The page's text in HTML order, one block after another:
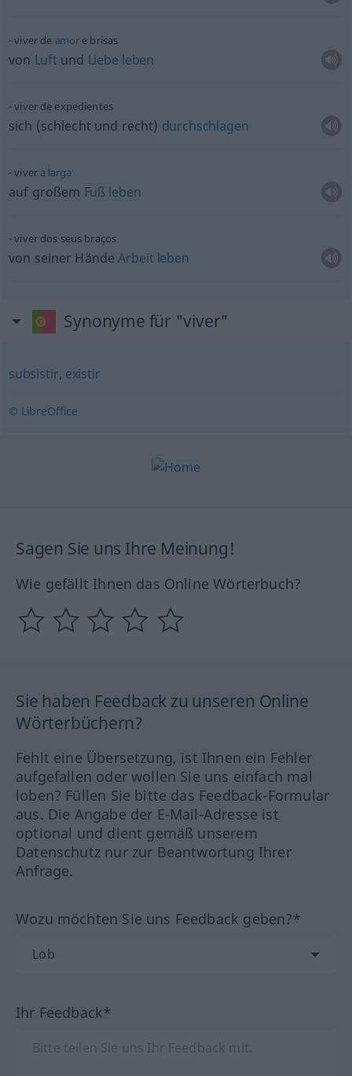
viver de amore brisas
von Luft und Liebe leben
viver de expedientes
sich (schlecht und recht) durchschlagen
viver à larga
auf großem Fuß leben
viver dos seus braços
von seiner HändeArbeit leben
Synonyme für "viver"
subsistir, existir
© LibreOffice
Sagen Sie uns Ihre Meinung!
Wie gefällt Ihnen das Online Wörterbuch?
Sie haben Feedback zu unseren Online
Wörterbüchern?
Fehlt eine Übersetzung, ist Ihnen ein Fehler
aufgefallen oder wollen Sie uns einfach mal
loben? Füllen Sie bitte das Feedback-Formular
aus. Die Angabe der E-Mail-Adresse ist
optional und dient gemäß unserem
Datenschutz nur zur Beantwortung Ihrer
Anfrage.
Wozu möchten Sie uns Feedback geben?*
Ihr Feedback*